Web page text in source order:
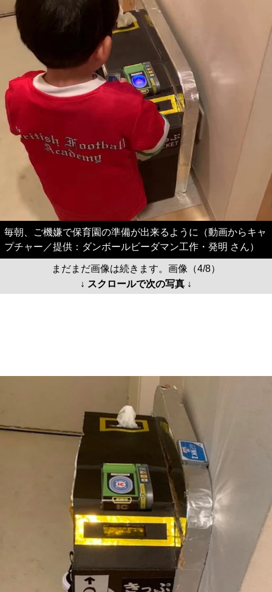
毎朝、ご機嫌で保育園の準備が出来るように（動画からキャ
プチャー／提供：ダンボールビーダマン工作・発明 さん）
まだまだ画像は続きます。画像（4/8）
↓ スクロールで次の写真 ↓